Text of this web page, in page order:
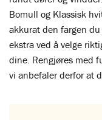
Bomull og Klassisk
akkurat den fargen
ekstra ved å velge
dine. Rengjøres med
vi anbefaler derfor at